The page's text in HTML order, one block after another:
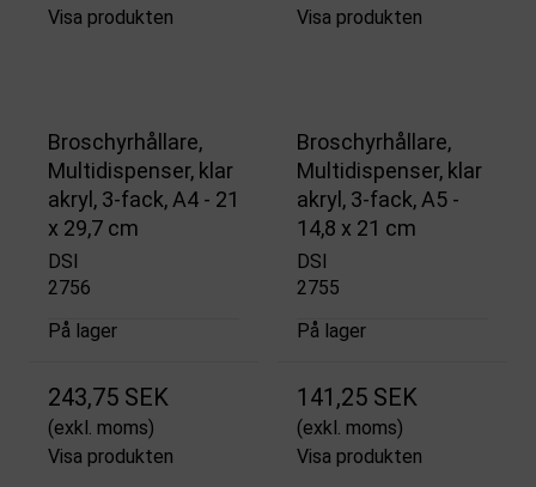
Visa produkten
Visa produkten
Broschyrhållare,
Multidispenser, klar
akryl, 3-fack, A4 - 21
x 29,7 cm
DSI
2756
På lager
243,75 SEK
(exkl. moms)
Visa produkten
Broschyrhållare,
Multidispenser, klar
akryl, 3-fack, A5 -
14,8 x 21 cm
DSI
2755
På lager
141,25 SEK
(exkl. moms)
Visa produkten